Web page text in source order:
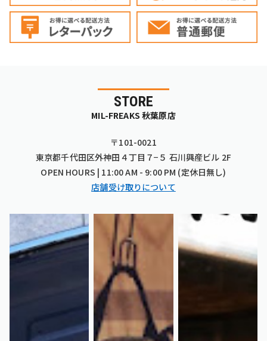
STORE
MIL-FREAKS 秋葉原店
〒101-0021
東京都千代田区外神田４丁目７−５ 石川興産ビル 2F
OPEN HOURS | 11:00 AM - 9:00 PM (定休日無し)
店舗受け取りについて